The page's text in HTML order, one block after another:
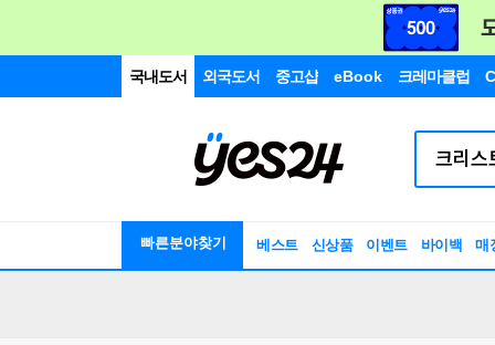
국내도서 외국도서 중고샵 eBook 크레마클럽
빠른분야찾기 베스트 신상품 이벤트 바이백 매